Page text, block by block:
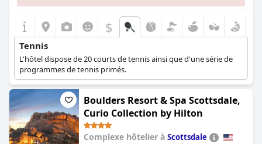
$
Tennis
L'hôtel dispose de 20 courts de tennis ainsi que d'une série de
programmes de tennis primés.
Boulders Resort & Spa Scottsdale,
Curio Collection by Hilton
Complexe hôtelier à Scottsdale